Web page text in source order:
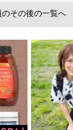
のその後の一覧へ